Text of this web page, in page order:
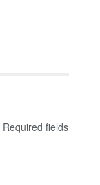
Required fields